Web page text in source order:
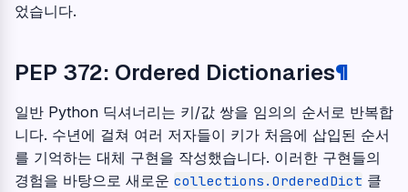
었습니다.
PEP 372: Ordered Dictionaries¶
일반 Python 딕셔너리는 키/값 쌍을 임의의 순서로 반복합
니다. 수년에 걸쳐 여러 저자들이 키가 처음에 삽입된 순서
를 기억하는 대체 구현을 작성했습니다. 이러한 구현들의
경험을 바탕으로 새로운 collections.OrderedDict 클